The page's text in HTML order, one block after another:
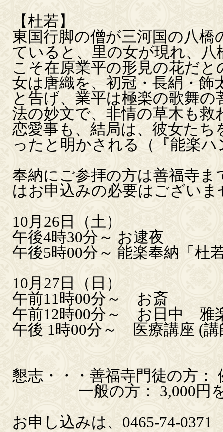
【杜若】
東国行脚の僧が三河国の八
ていると、里の女が現れ、
こそ在原業平の形見の花だ
女は唐織を、初冠・長絹・
と告げ、業平は極楽の歌舞
法の妙文で、非情の草木も
恋愛事も、結局は、彼女た
ったと明かされる（『能楽
奉納にご参拝の方は善福寺
はお申込みの必要はございま
10月26日（土）
午後4時30分～ お逮夜
午後5時00分～ 能楽奉納「杜
10月27日（日）
午前11時00分～ お斎
午前12時00分～ お日中 雅
午後 1時00分～ 医療講座 (
懇志・・・善福寺門徒の方：
一般の方： 3,000円を
お申し込みは、0465-74-